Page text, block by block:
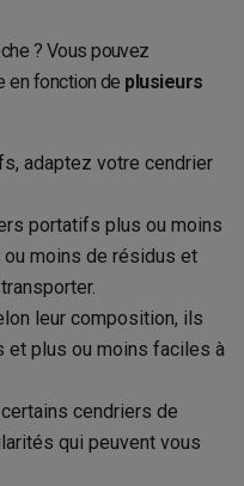
? Vous pouvez
en fonction de plusieurs
adaptez votre cendrier
portatifs plus ou moins
moins de résidus et
leur composition, ils
et plus ou moins faciles à
certains cendriers de
qui peuvent vous